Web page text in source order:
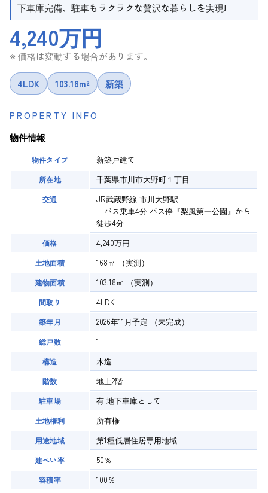
下車庫完備、駐車もラクラクな贅沢な暮らしを実現!
4,240万円
※ 価格は変動する場合があります。
4LDK 103.18m² 新築
PROPERTY INFO
物件情報
物件タイプ 新築戸建て
所在地 千葉県市川市大野町１丁目
交通
JR武蔵野線 市川大野駅
バス乗車4分 バス停『梨風第一公園』から
徒歩4分
価格 4,240万円
土地面積 168㎡ （実測）
建物面積 103.18㎡ （実測）
間取り 4LDK
築年月 2026年11月予定 （未完成）
総戸数 1
構造 木造
階数 地上2階
駐車場 有 地下車庫として
土地権利 所有権
用途地域 第1種低層住居専用地域
建ぺい率 50％
容積率 100％